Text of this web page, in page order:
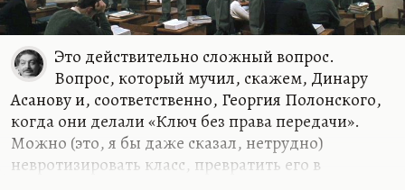
Это действительно сложный вопрос.
Вопрос, который мучил, скажем, Динару
Асанову и, соответственно, Георгия Полонского,
когда они делали «Ключ без права передачи».
Можно (это, я бы даже сказал, нетрудно)
невротизировать класс, превратить его в